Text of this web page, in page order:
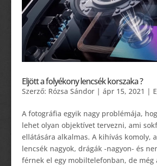
Eljött a folyékony lencsék korszaka ?
Szerző: Rózsa Sándor| ápr 15, 2021 |
A fotográfia egyik nagy problémája,
lehet olyan objektívet tervezni, ami
ellátására alkalmas. A kihívás komoly,
lencsék nagyok, drágák -nagyon- és
férnek el egy mobiltelefonban, de még